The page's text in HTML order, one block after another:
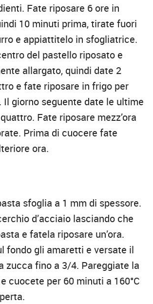
Fate riposare 6 ore in
10 minuti prima, tirate fuori
e appiattitelo in sfogliatrice.
del pastello riposato e
allargato, quindi date 2
e fate riposare in frigo per
giorno seguente date le ultime
Fate riposare mezz’ora
Prima di cuocere fate
ora.
sfoglia a 1 mm di spessore.
d’acciaio lasciando che
e fatela riposare un’ora.
fondo gli amaretti e versate il
zucca fino a 3/4. Pareggiate la
cuocete per 60 minuti a 160°C